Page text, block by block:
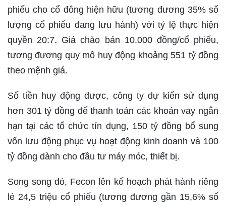
phiếu cho cổ đông hiện hữu (tương đương 35% số
lượng cổ phiếu đang lưu hành) với tỷ lệ thực hiện
quyền 20:7. Giá chào bán 10.000 đồng/cổ phiếu,
tương đương quy mô huy động khoảng 551 tỷ đồng
theo mệnh giá.
Số tiền huy động được, công ty dự kiến sử dụng
hơn 301 tỷ đồng để thanh toán các khoản vay ngắn
hạn tại các tổ chức tín dụng, 150 tỷ đồng bổ sung
vốn lưu động phục vụ hoạt động kinh doanh và 100
tỷ đồng dành cho đầu tư máy móc, thiết bị.
Song song đó, Fecon lên kế hoạch phát hành riêng
lẻ 24,5 triệu cổ phiếu (tương đương gần 15,6% số